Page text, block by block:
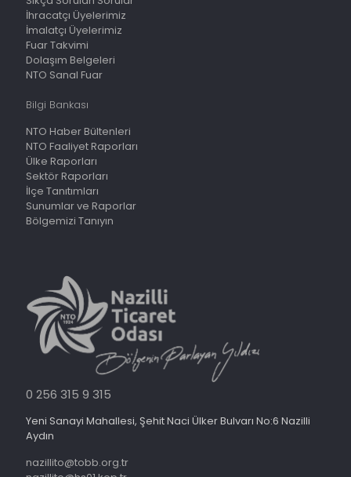
İhracatçı Üyelerimiz
İmalatçı Üyelerimiz
Fuar Takvimi
Dolaşım Belgeleri
NTO Sanal Fuar
Bilgi Bankası
NTO Haber Bültenleri
NTO Faaliyet Raporları
Ülke Raporları
Sektör Raporları
İlçe Tanıtımları
Sunumlar ve Raporlar
Bölgemizi Tanıyın
0 256 315 9 315
Yeni Sanayi Mahallesi, Şehit Naci Ülker Bulvarı No:6 Nazilli
Aydın
nazillito@tobb.org.tr